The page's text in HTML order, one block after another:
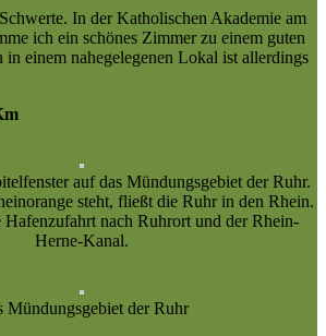
In der Katholischen Akademie am
ich ein schönes Zimmer zu einem guten
in einem nahegelegenen Lokal ist allerdings
auf das Mündungsgebiet der Ruhr.
steht, fließt die Ruhr in den Rhein.
nach Ruhrort und der Rhein-
Herne-Kanal.
Mündungsgebiet der Ruhr